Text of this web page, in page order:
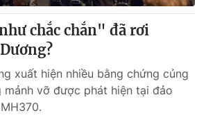
chắc chắn" đã rơi
xuất hiện nhiều bằng chứng củng
mảnh vỡ được phát hiện tại đảo